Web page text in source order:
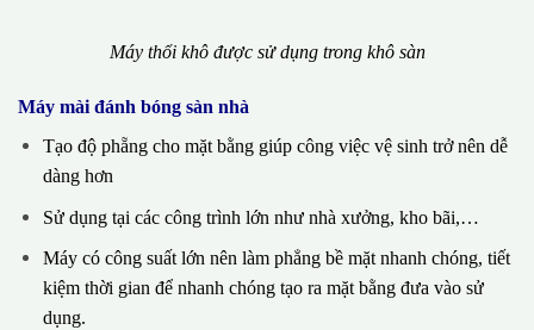
Máy thổi khô được sử dụng trong khô sàn
Máy mài đánh bóng sàn nhà
Tạo độ phẵng cho mặt bằng giúp công việc vệ sinh trở nên dễ
dàng hơn
Sử dụng tại các công trình lớn như nhà xưởng, kho bãi,…
Máy có công suất lớn nên làm phẳng bề mặt nhanh chóng, tiết
kiệm thời gian để nhanh chóng tạo ra mặt bằng đưa vào sử
dụng.